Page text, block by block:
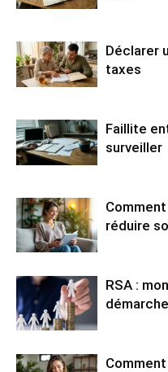
Déclarer
taxes
Faillite
surveiller
réduire
RSA :